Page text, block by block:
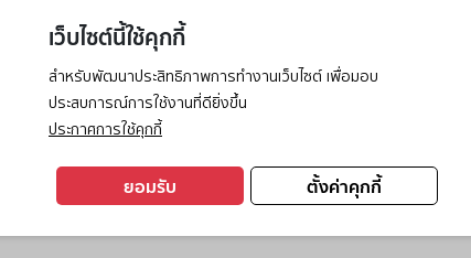
เว็บไซต์นี้ใช้คุกกี้
สำหรับพัฒนาประสิทธิภาพการทำงานเว็บไซต์ เพื่อมอบ
ประสบการณ์การใช้งานที่ดียิ่งขึ้น
ประกาศการใช้คุกกี้
ตั้งค่าคุกกี้
ยอมรับ
has occurred while loading